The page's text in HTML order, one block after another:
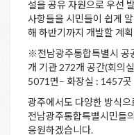
설을 공유 자원으로 우선
사항들을 시민들이 쉽게
해 하반기까지 개발할 계
※전남광주통합특별시 공
개 기관 272개 공간(회의
5071면– 화장실 : 1457곳
광주에서도 다양한 방식
전남광주통합특별시민들
응원하겠습니다.